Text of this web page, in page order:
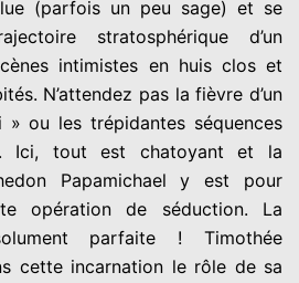
(parfois un peu sage) et se
stratosphérique d’un
intimistes en huis clos et
N’attendez pas la fièvre d’un
» ou les trépidantes séquences
Ici, tout est chatoyant et la
Papamichael y est pour
opération de séduction. La
parfaite ! Timothée
cette incarnation le rôle de sa